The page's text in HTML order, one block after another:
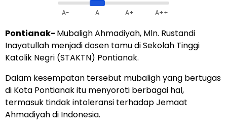
A- A A+ A++
Pontianak- Mubaligh Ahmadiyah, Mln. Rustandi
Inayatullah menjadi dosen tamu di Sekolah Tinggi
Katolik Negri (STAKTN) Pontianak.
Dalam kesempatan tersebut mubaligh yang bertugas
di Kota Pontianak itu menyoroti berbagai hal,
termasuk tindak intoleransi terhadap Jemaat
Ahmadiyah di Indonesia.